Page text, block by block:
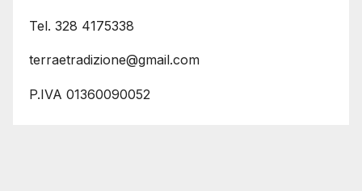
Tel. 328 4175338
terraetradizione@gmail.com
P.IVA 01360090052